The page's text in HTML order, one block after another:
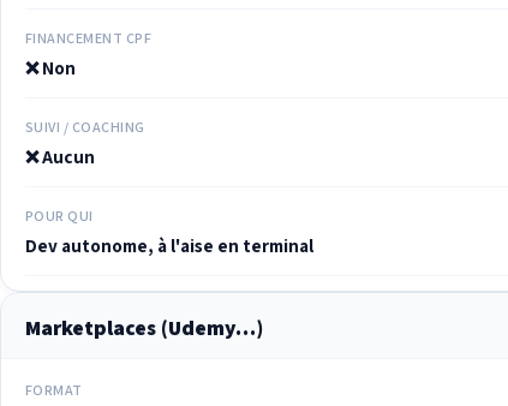
FINANCEMENT CPF
❌ Non
SUIVI / COACHING
❌ Aucun
POUR QUI
Dev autonome, à l'aise en terminal
Marketplaces (Udemy…)
FORMAT